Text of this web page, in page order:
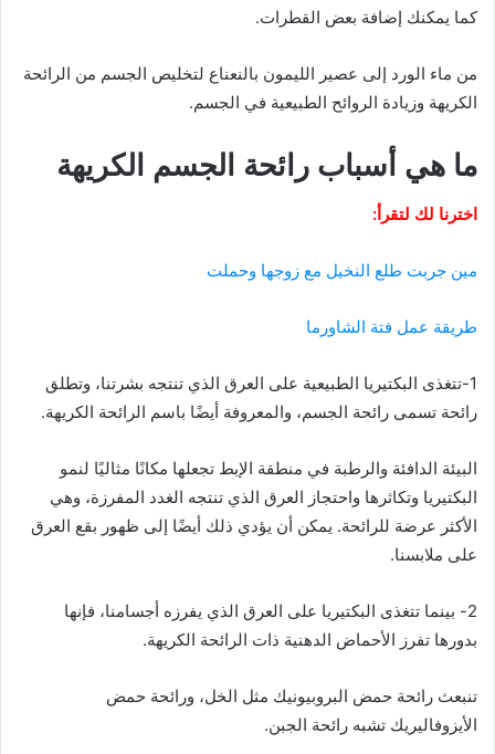
كما يمكنك إضافة بعض القطرات.
من ماء الورد إلى عصير الليمون بالنعناع لتخليص الجسم من الرائحة
الكريهة وزيادة الروائح الطبيعية في الجسم.
ما هي أسباب رائحة الجسم الكريهة
اخترنا لك لتقرأ:
مين جربت طلع النخيل مع زوجها وحملت
طريقة عمل فتة الشاورما
1-تتغذى البكتيريا الطبيعية على العرق الذي تنتجه بشرتنا، وتطلق
رائحة تسمى رائحة الجسم، والمعروفة أيضًا باسم الرائحة الكريهة.
البيئة الدافئة والرطبة في منطقة الإبط تجعلها مكانًا مثاليًا لنمو
البكتيريا وتكاثرها واحتجاز العرق الذي تنتجه الغدد المفرزة، وهي
الأكثر عرضة للرائحة. يمكن أن يؤدي ذلك أيضًا إلى ظهور بقع العرق
على ملابسنا.
2- بينما تتغذى البكتيريا على العرق الذي يفرزه أجسامنا، فإنها
بدورها تفرز الأحماض الدهنية ذات الرائحة الكريهة.
تنبعث رائحة حمض البروبيونيك مثل الخل، ورائحة حمض
الأيزوفاليريك تشبه رائحة الجبن.